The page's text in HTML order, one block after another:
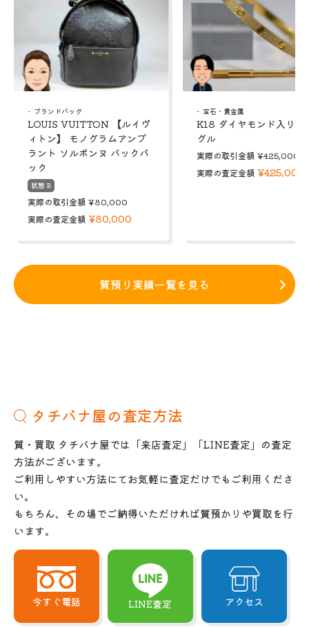
ブランドバッグ
LOUIS VUITTON 【ルイヴ
ィトン】 モノグラムアンプ
ラント ソルボンヌ バックパ
ック
状態 B
実際の取引金額 ¥80,000
実際の査定金額 ¥80,000
宝石・貴金属
K18 ダイヤモンド入り
グル
実際の取引金額 ¥425,000
実際の査定金額 ¥425,000
質預り実績一覧を見る
タチバナ屋の査定方法
質・買取 タチバナ屋では「来店査定」「LINE査定」の査定
方法がございます。
ご利用しやすい方法にてお気軽に査定だけでもご利用くださ
い。
もちろん、その場でご納得いただければ質預かりや買取を行
います。
今すぐ電話 LINE査定 アクセス